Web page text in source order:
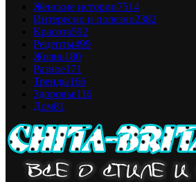
Женские истории7514
Интересно и полезно2382
Красота592
Рецепты499
Жизнь180
Разное171
Тренды166
Здоровье116
Дом81